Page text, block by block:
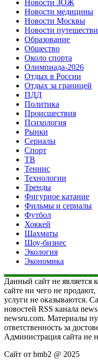
Новости ЗОЖ
Новости медицины
Новости Москвы
Новости
Образование
Общество
Около спорта
Олимпиада-2026
Отдых в России
Отдых за границей
ПДД
Политика
Происшествия
Психология
Рынки
Сериалы
Спорт
ТВ
Теннис
Технологии
Тренды
Фигурное катание
Фильмы и сериалы
Футбол
Хоккей
Шахматы
Шоу-бизнес
Экология
Экономика
Данный сайт не является
сайте ни чего не
услуги не оказываются.
новостей RSS канала
newsru.com. Материалы
ответственность за
Администрация сайта не
Сайт от bmb2 @ 2025